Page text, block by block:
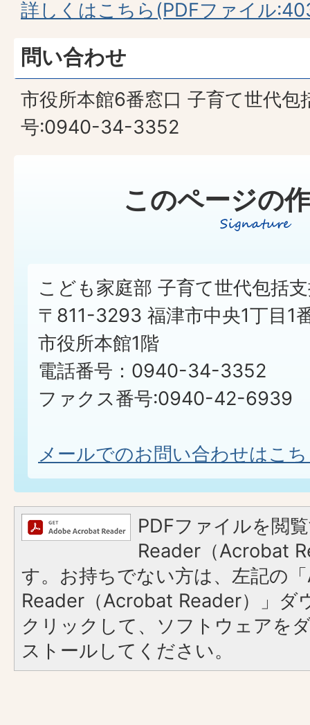
詳しくはこちら(PDFファイル
問い合わせ
市役所本館6番窓口 子育て世代包
号:0940-34-3352
このページの
こども家庭部 子育て世代包括
〒811-3293 福津市中央1丁目1
市役所本館1階
電話番号：0940-34-3352
ファクス番号:0940-42-6939
メールでのお問い合わせはこ
PDFファイルを閲
Reader（Acrobat
す。お持ちでない方は、左記の
Reader（Acrobat Reader）」ダ
クリックして、ソフトウェアを
ストールしてください。